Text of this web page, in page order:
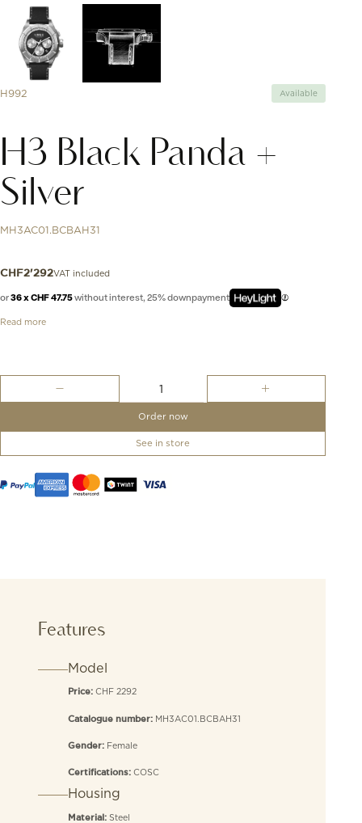
H992 Available
H3 Black Panda +
Silver
MH3AC01.BCBAH31
CHF2'292VAT included
or36 x CHF 47.75without interest, 25% downpayment
Read more
Silver
quantity
Order now
See in store
Features
Model
Price: CHF 2292
Catalogue number: MH3AC01.BCBAH31
Gender: Female
Certifications: COSC
Housing
Material: Steel